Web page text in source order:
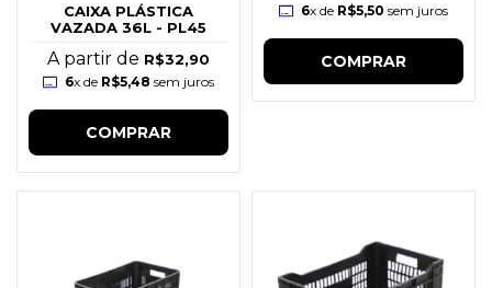
CAIXA PLÁSTICA
VAZADA 36L - PL45
A partir de R$32,90
6x de R$5,48 sem juros
COMPRAR
6x de R$5,50 sem juros
COMPRAR